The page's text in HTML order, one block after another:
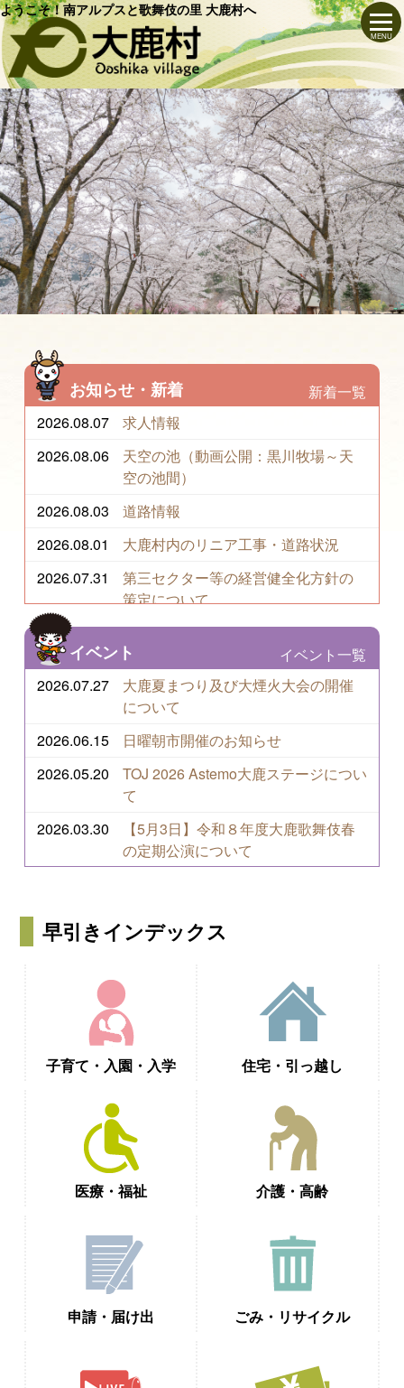
ようこそ！南アルプスと歌舞伎の里 大鹿村へ
MENU
お知らせ・新着
新着一覧
2026.08.07
求人情報
2026.08.06
天空の池（動画公開：黒川牧場～天
空の池間）
2026.08.03
道路情報
2026.08.01
大鹿村内のリニア工事・道路状況
2026.07.31
第三セクター等の経営健全化方針の
策定について
2026.07.31
リニア中央新幹線情報 令和8年度
2026.07.27
大鹿夏まつり及び大煙火大会の開催
について
北条時行供養碑への遊歩道について
（立入禁止解除）
イベント
イベント一覧
2026.07.27
大鹿夏まつり及び大煙火大会の開催
について
2026.06.15
日曜朝市開催のお知らせ
2026.05.20
TOJ 2026 Astemo大鹿ステージについ
て
2026.03.30
【5月3日】令和８年度大鹿歌舞伎春
の定期公演について
早引きインデックス
子育て・入園・入学 住宅・引っ越し
医療・福祉 介護・高齢
申請・届け出 ごみ・リサイクル